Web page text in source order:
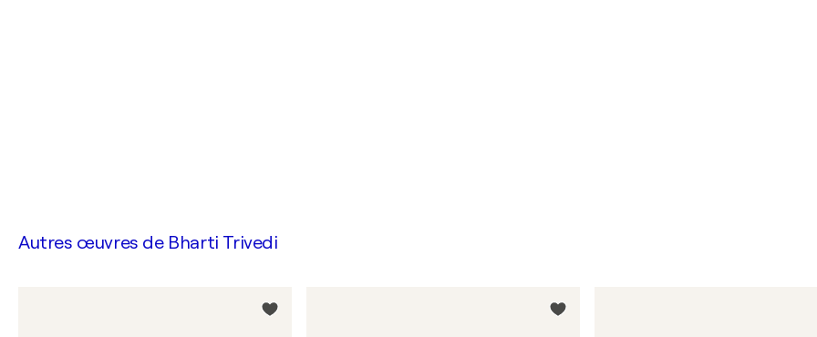
Autres œuvres de Bharti Trivedi